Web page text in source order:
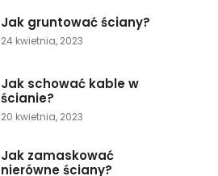
Jak gruntować ściany?
24 kwietnia, 2023
Jak schować kable w
ścianie?
20 kwietnia, 2023
Jak zamaskować
nierówne ściany?